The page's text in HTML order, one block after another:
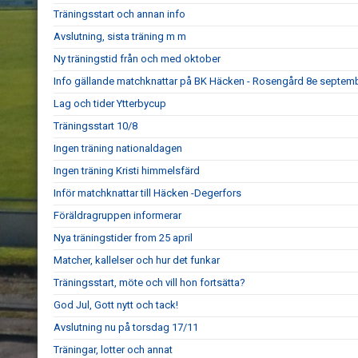
Träningsstart och annan info
Avslutning, sista träning m m
Ny träningstid från och med oktober
Info gällande matchknattar på BK Häcken - Rosengård 8e
Lag och tider Ytterbycup
Träningsstart 10/8
Ingen träning nationaldagen
Ingen träning Kristi himmelsfärd
Inför matchknattar till Häcken -Degerfors
Föräldragruppen informerar
Nya träningstider from 25 april
Matcher, kallelser och hur det funkar
Träningsstart, möte och vill hon fortsätta?
God Jul, Gott nytt och tack!
Avslutning nu på torsdag 17/11
Träningar, lotter och annat